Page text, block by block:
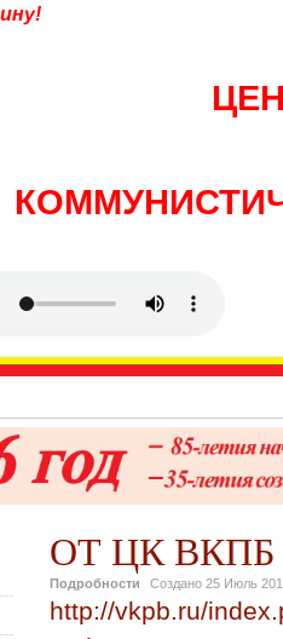
ОТ ЦК ВКПБ
Подробности Создано 25 Июль
http://vkpb.ru/